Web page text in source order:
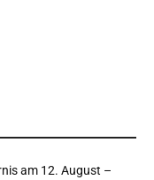
am 12. August –